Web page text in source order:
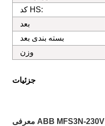
کد HS:
بعد
بسته بندی بعد
وزن
جزئیات
معرفی ABB MFS3N-230V